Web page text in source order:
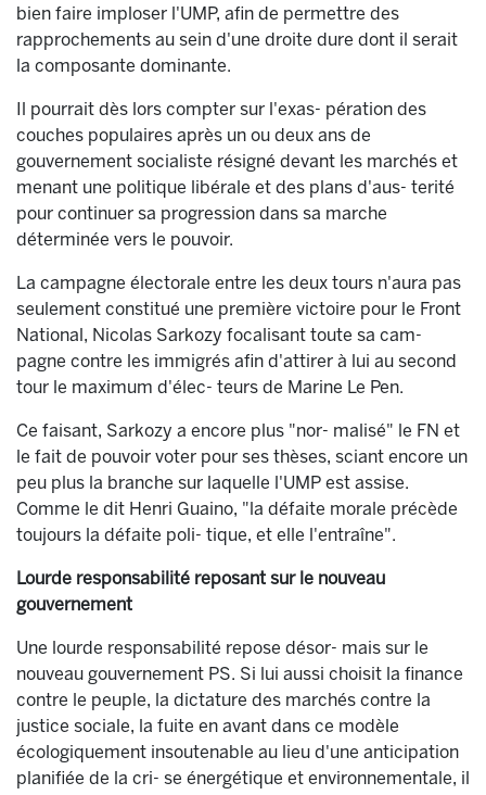
bien faire imploser l'UMP, afin de permettre des
rapprochements au sein d'une droite dure dont il serait
la composante dominante.
Il pourrait dès lors compter sur l'exas- pération des
couches populaires après un ou deux ans de
gouvernement socialiste résigné devant les marchés et
menant une politique libérale et des plans d'aus- terité
pour continuer sa progression dans sa marche
déterminée vers le pouvoir.
La campagne électorale entre les deux tours n'aura pas
seulement constitué une première victoire pour le Front
National, Nicolas Sarkozy focalisant toute sa cam-
pagne contre les immigrés afin d'attirer à lui au second
tour le maximum d'élec- teurs de Marine Le Pen.
Ce faisant, Sarkozy a encore plus "nor- malisé" le FN et
le fait de pouvoir voter pour ses thèses, sciant encore un
peu plus la branche sur laquelle l'UMP est assise.
Comme le dit Henri Guaino, "la défaite morale précède
toujours la défaite poli- tique, et elle l'entraîne".
Lourde responsabilité reposant sur le nouveau
gouvernement
Une lourde responsabilité repose désor- mais sur le
nouveau gouvernement PS. Si lui aussi choisit la finance
contre le peuple, la dictature des marchés contre la
justice sociale, la fuite en avant dans ce modèle
écologiquement insoutenable au lieu d'une anticipation
planifiée de la cri- se énergétique et environnementale, il